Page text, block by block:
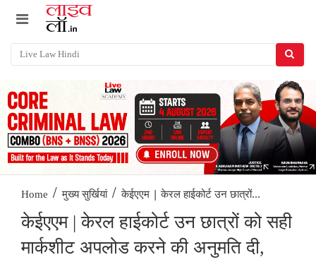
Home / मुख्य सुर्खियां / केईएएम | केरल हाईकोर्ट उन छात्रों...
केईएएम | केरल हाईकोर्ट उन छात्रों को सही
मार्कशीट अपलोड करने की अनुमति दी,